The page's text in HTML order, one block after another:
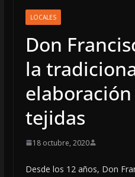
LOCALES
Don
la
tejidas
18 octubre, 2020
Desde los 12 años, Don